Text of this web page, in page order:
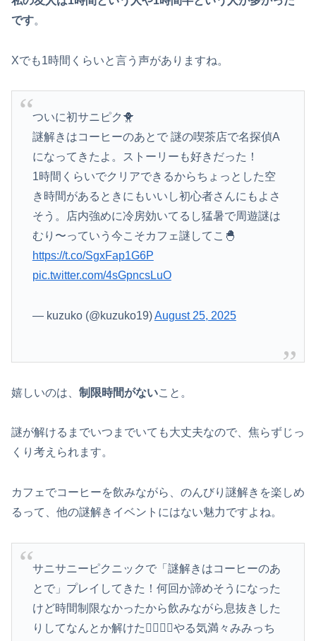
です。
Xでも1時間くらいと言う声がありますね。
ついに初サニピク🐥
謎解きはコーヒーのあとで 謎の喫茶店で名探偵A
になってきたよ。ストーリーも好きだった！
1時間くらいでクリアできるからちょっとした空
き時間があるときにもいいし初心者さんにもよさ
そう。店内強めに冷房効いてるし猛暑で周遊謎は
むり〜っていう今こそカフェ謎してこ🐣
https://t.co/SgxFap1G6P
pic.twitter.com/4sGpncsLuO
— kuzuko (@kuzuko19)August 25, 2025
嬉しいのは、 制限時間がないこと。
謎が解けるまでいつまでいても大丈夫なので、焦らずじっ
くり考えられます。
カフェでコーヒーを飲みながら、のんびり謎解きを楽しめ
るって、他の謎解きイベントにはない魅力ですよね。
サニサニーピクニックで「謎解きはコーヒーのあ
とで」プレイしてきた！何回か諦めそうになった
けど時間制限なかったから飲みながら息抜きした
りしてなんとか解けた🙂‍↕️🙂‍↕️やる気満々みみっち